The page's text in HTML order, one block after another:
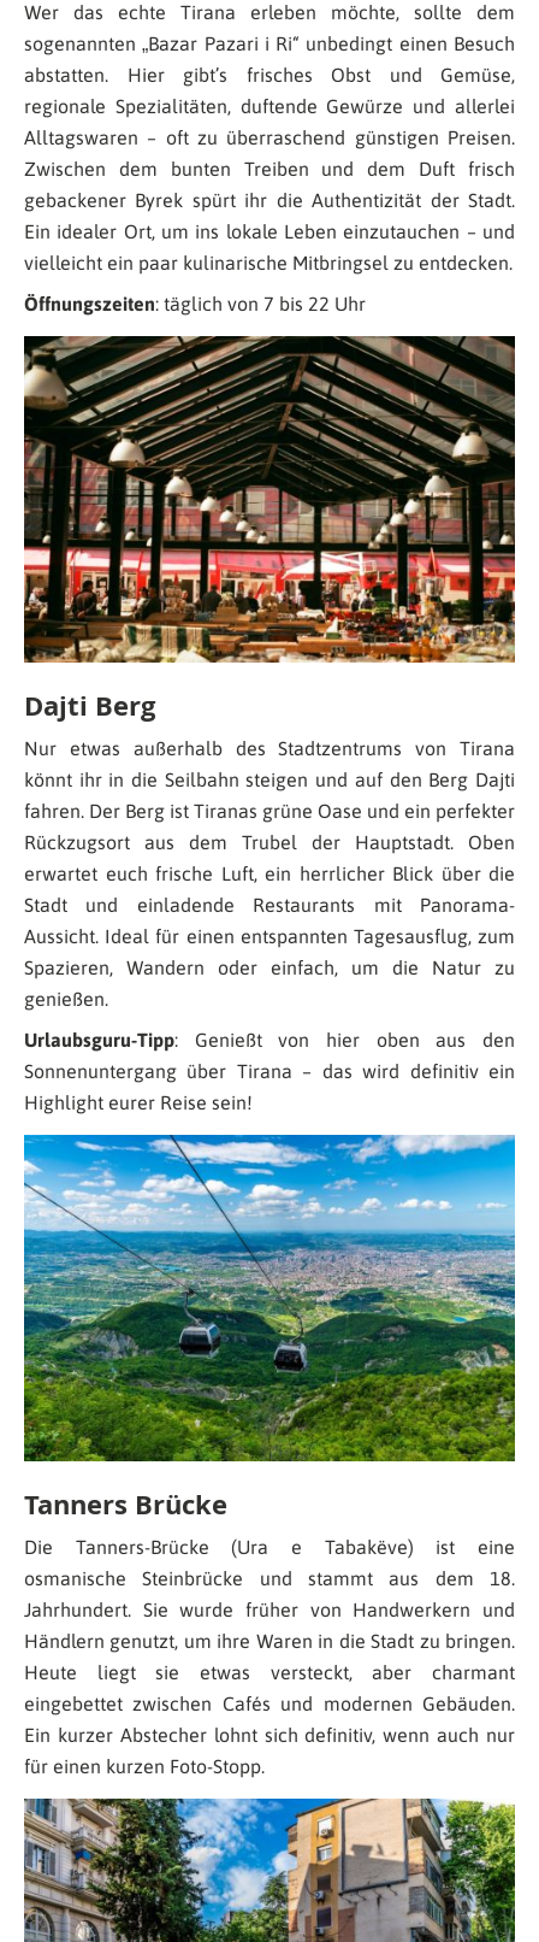
Wer das echte Tirana erleben möchte, sollte dem
sogenannten „Bazar Pazari i Ri“ unbedingt einen Besuch
abstatten. Hier gibt’s frisches Obst und Gemüse,
regionale Spezialitäten, duftende Gewürze und allerlei
Alltagswaren – oft zu überraschend günstigen Preisen.
Zwischen dem bunten Treiben und dem Duft frisch
gebackener Byrek spürt ihr die Authentizität der Stadt.
Ein idealer Ort, um ins lokale Leben einzutauchen – und
vielleicht ein paar kulinarische Mitbringsel zu entdecken.
Öffnungszeiten: täglich von 7 bis 22 Uhr
Dajti Berg
Nur etwas außerhalb des Stadtzentrums von Tirana
könnt ihr in die Seilbahn steigen und auf den Berg Dajti
fahren. Der Berg ist Tiranas grüne Oase und ein perfekter
Rückzugsort aus dem Trubel der Hauptstadt. Oben
erwartet euch frische Luft, ein herrlicher Blick über die
Stadt und einladende Restaurants mit Panorama-
Aussicht. Ideal für einen entspannten Tagesausflug, zum
Spazieren, Wandern oder einfach, um die Natur zu
genießen.
Urlaubsguru-Tipp: Genießt von hier oben aus den
Sonnenuntergang über Tirana – das wird definitiv ein
Highlight eurer Reise sein!
Tanners Brücke
Die Tanners-Brücke (Ura e Tabakëve) ist eine
osmanische Steinbrücke und stammt aus dem 18.
Jahrhundert. Sie wurde früher von Handwerkern und
Händlern genutzt, um ihre Waren in die Stadt zu bringen.
Heute liegt sie etwas versteckt, aber charmant
eingebettet zwischen Cafés und modernen Gebäuden.
Ein kurzer Abstecher lohnt sich definitiv, wenn auch nur
für einen kurzen Foto-Stopp.